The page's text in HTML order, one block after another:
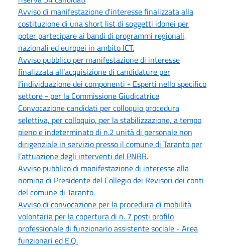
Avviso di manifestazione d'interesse finalizzata alla
costituzione di una short list di soggetti idonei per
poter partecipare ai bandi di programmi regionali,
nazionali ed europei in ambito ICT.
Avviso pubblico per manifestazione di interesse
finalizzata all’acquisizione di candidature per
l’individuazione dei componenti - Esperti nello specifico
settore - per la Commissione Giudicatrice
Convocazione candidati per colloquio procedura
selettiva, per colloquio, per la stabilizzazione, a tempo
pieno e indeterminato di n.2 unità di personale non
dirigenziale in servizio presso il comune di Taranto per
l’attuazione degli interventi del PNRR.
Avviso pubblico di manifestazione di interesse alla
nomina di Presidente del Collegio dei Revisori dei conti
del comune di Taranto.
Avviso di convocazione per la procedura di mobilità
volontaria per la copertura di n. 7 posti profilo
professionale di funzionario assistente sociale - Area
funzionari ed E.Q.